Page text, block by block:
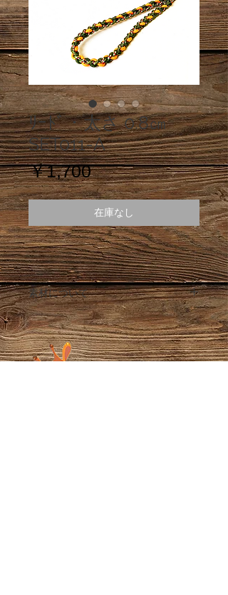
ﾘｰﾄﾞ・太さ 0.8㎝
SET011-A
￥1,700価
格
在庫なし
素材について
パラコードで作成しております。
パラコードとは、パラシュートやアウト
ドアで使用される耐久性が強く軽くて乾
きやすいロープです。